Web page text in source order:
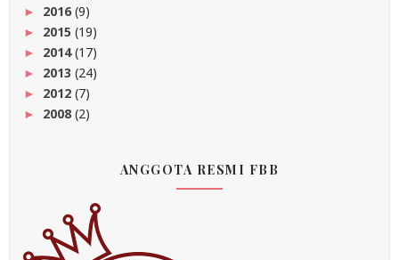
► 2016(9)
► 2015 (19)
► 2014(17)
► 2013 (24)
► 2012 (7)
► 2008 (2)
ANGGOTA RESMI FBB